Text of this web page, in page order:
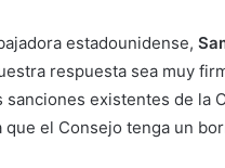
estadounidense,
respuesta sea muy
sanciones existentes de la
el Consejo tenga un